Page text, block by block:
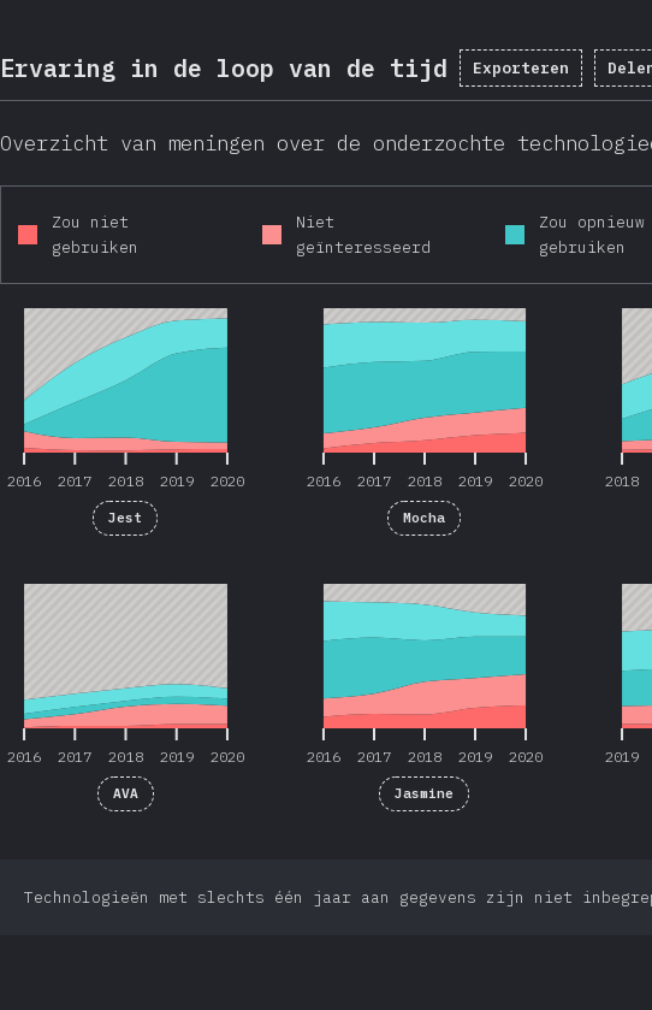
Ervaring in de loop van de tijd Exporteren
Overzicht van meningen over de onderzochte
Zou niet
gebruiken
Niet
geïnteresseerd
Zou opnieuw
gebruiken
2016 2017 2018 2019 2020
2016 2017 2018 2019 2020
Jest
2016 2017 2018 2019 2020
2016 2017 2018 2019 2020
Mocha
2018
2018
2016 2017 2018 2019 2020
AVA
2016 2017 2018 2019 2020
Jasmine
2019
Technologieën met slechts één jaar aan gegevens zijn niet